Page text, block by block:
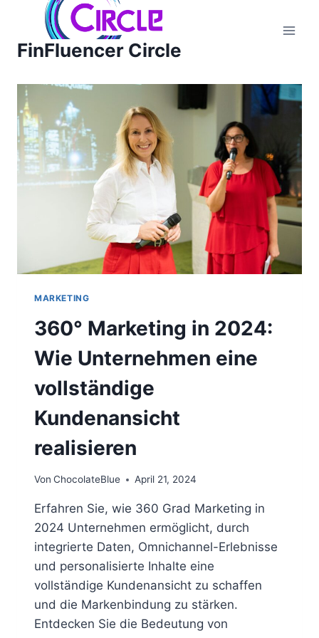
springen
FinFluencer Circle
MARKETING
360° Marketing in 2024:
Wie Unternehmen eine
vollständige
Kundenansicht
realisieren
Von ChocolateBlue April 21, 2024
Erfahren Sie, wie 360 Grad Marketing in
2024 Unternehmen ermöglicht, durch
integrierte Daten, Omnichannel-Erlebnisse
und personalisierte Inhalte eine
vollständige Kundenansicht zu schaffen
und die Markenbindung zu stärken.
Entdecken Sie die Bedeutung von